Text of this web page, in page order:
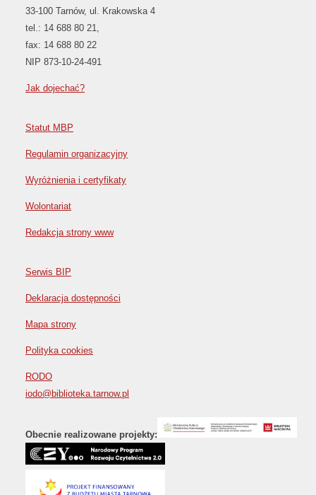
33-100 Tarnów, ul. Krakowska 4
tel.: 14 688 80 21,
fax: 14 688 80 22
NIP 873-10-24-491
Jak dojechać?
Statut MBP
Regulamin organizacyjny
Wyróżnienia i certyfikaty
Wolontariat
Redakcja strony www
Serwis BIP
Deklaracja dostępności
Mapa strony
Polityka cookies
RODO
iodo@biblioteka.tarnow.pl
Obecnie realizowane projekty: